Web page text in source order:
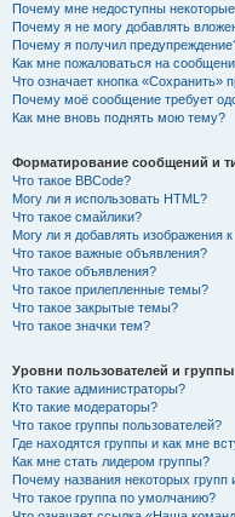
Почему мне недоступны
Почему я не могу добавлять
Почему я получил
Как мне пожаловаться на
Что означает кнопка «Сохранить»
Почему моё сообщение требует
Как мне вновь поднять мою тему?
Форматирование сообщений и
Что такое BBCode?
Могу ли я использовать HTML?
Что такое смайлики?
Могу ли я добавлять изображения
Что такое важные объявления?
Что такое объявления?
Что такое прилепленные темы?
Что такое закрытые темы?
Что такое значки тем?
Уровни пользователей и группы
Кто такие администраторы?
Кто такие модераторы?
Что такое группы пользователей?
Где находятся группы и как мне
Как мне стать лидером группы?
Почему названия некоторых групп
Что такое группа по умолчанию?